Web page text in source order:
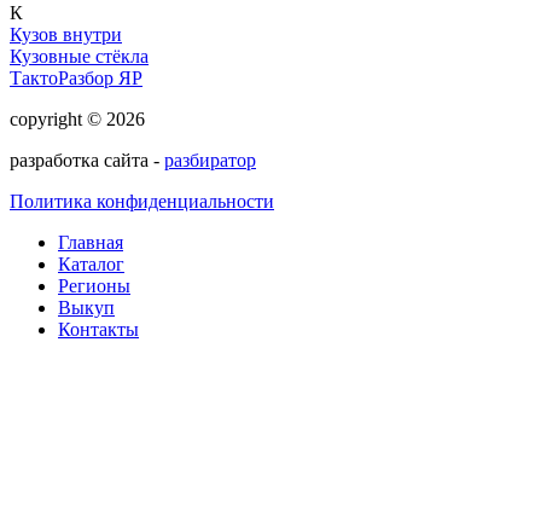
К
Кузов внутри
Кузовные стёкла
ТактоРазбор ЯР
copyright © 2026
разработка сайта - разбиратор
Политика конфиденциальности
Главная
Каталог
Регионы
Выкуп
Контакты